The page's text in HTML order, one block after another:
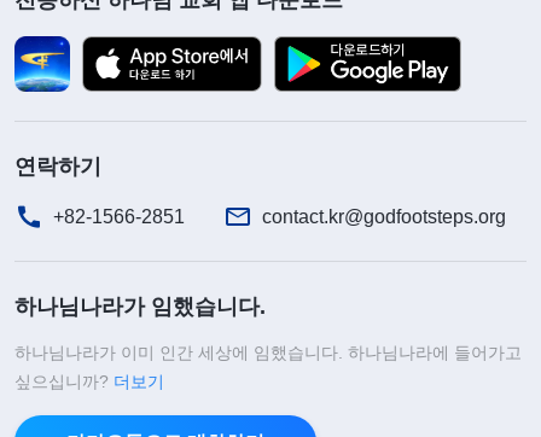
연락하기
+82-1566-2851 contact.kr@godfootsteps.org
하나님나라가 임했습니다.
하나님나라가 이미 인간 세상에 임했습니다. 하나님나라에 들어가고
싶으십니까? 더보기